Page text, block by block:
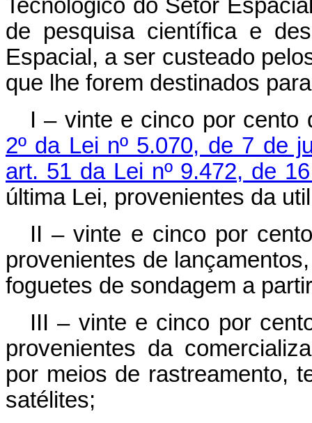
Tecnológico do Setor
de pesquisa científica e
Espacial, a ser custeado
que lhe forem destinados
I – vinte e cinco por
2º da Lei nº 5.070, de 7 de
art. 51 da Lei nº 9.472, de
última Lei, provenientes da
II – vinte e cinco por
provenientes de
foguetes de sondagem a
III – vinte e cinco por
provenientes da
por meios de rastreamento,
satélites;